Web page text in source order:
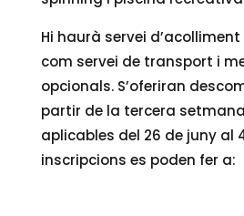
Hi haurà servei
com servei de transport i
opcionals. S’oferiran
partir de la tercera
aplicables del 26 de juny al
inscripcions es poden fer a: